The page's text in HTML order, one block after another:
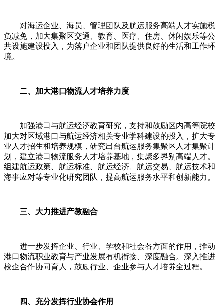
对海运企业、海员、管理团队及航运服务高端人才实施税
负减免，加大集聚区交通、教育、医疗、住房、休闲娱乐等公
共设施建设投入，为落户企业和团队提供良好的生活和工作环
境。
二、加大港口物流人才培养力度
加强港口与航运经济教育研究，支持和鼓励区内高等院校
加大对区域港口与航运经济相关专业学科建设的投入，扩大专
业人才招生和培养规模，研究出台航运服务集聚区人才集聚计
划，建立港口物流服务人才培养基地，集聚多界别高端人才。
组建航运政策、航运标准、航运经济、航运交易、航运技术和
海事应对等专业化研究团队，提高航运服务水平和创新能力。
三、大力推进产教融合
进一步发挥企业、行业、学校和社会各方面的作用，推动
港口物流职业教育与产业发展有机衔接、深度融合。深入推进
校企合作协同育人，鼓励行业、企业参与人才培养全过程。
四、充分发挥行业协会作用